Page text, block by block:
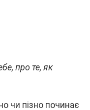
про те, як
чи пізно починає